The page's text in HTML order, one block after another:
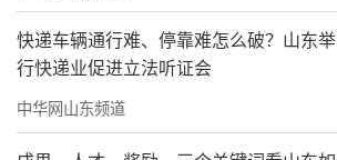
快递车辆通行难、停靠难怎么破？山东举
行快递业促进立法听证会
中华网山东频道